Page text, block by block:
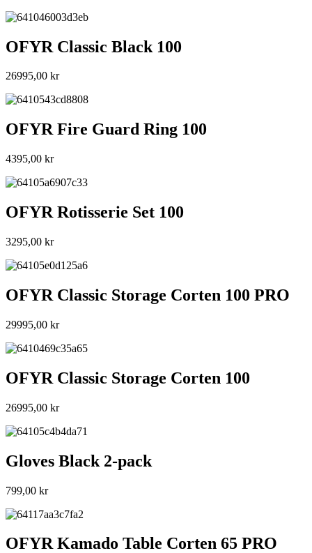
OFYR Classic Black 100
26995,00 kr
OFYR Fire Guard Ring 100
4395,00 kr
OFYR Rotisserie Set 100
3295,00 kr
OFYR Classic Storage Corten 100 PRO
29995,00 kr
OFYR Classic Storage Corten 100
26995,00 kr
Gloves Black 2-pack
799,00 kr
OFYR Kamado Table Corten 65 PRO